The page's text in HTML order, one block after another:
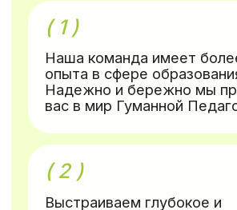
Волоколамска. Это экологически чистый
район с невероятной флорой и фауной.
Среди лесных массивов, водоемов и
полей можно встретить их безобидных
обитателей. А ночью при хорошей
ясности открывается вид на невероятное
звездное небо, и даже невооруженным
глазом можно поймать падающую звезду.